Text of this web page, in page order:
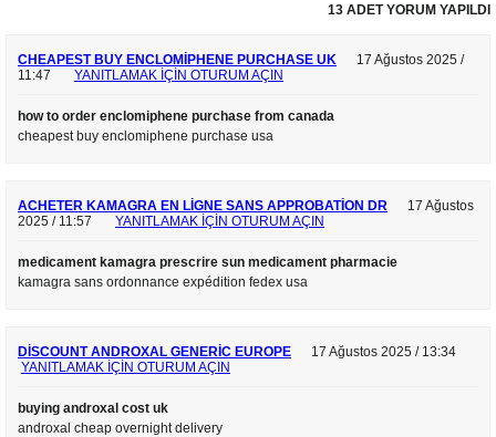
13 ADET YORUM YAPILDI
CHEAPEST BUY ENCLOMIPHENE PURCHASE UK
17 Ağustos 2025 /
11:47
YANITLAMAK IÇIN OTURUM AÇIN
how to order enclomiphene purchase from canada
cheapest buy enclomiphene purchase usa
ACHETER KAMAGRA EN LIGNE SANS APPROBATION DR
17 Ağustos
2025 / 11:57
YANITLAMAK IÇIN OTURUM AÇIN
medicament kamagra prescrire sun medicament pharmacie
kamagra sans ordonnance expédition fedex usa
DISCOUNT ANDROXAL GENERIC EUROPE
17 Ağustos 2025 / 13:34
YANITLAMAK IÇIN OTURUM AÇIN
buying androxal cost uk
androxal cheap overnight delivery